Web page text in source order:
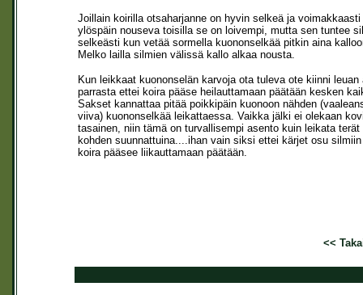
Joillain koirilla otsaharjanne on hyvin selkeä ja voimakkaasti
ylöspäin nouseva toisilla se on loivempi, mutta sen tuntee
selkeästi kun vetää sormella kuononselkää pitkin aina
Melko lailla silmien välissä kallo alkaa nousta.
Kun leikkaat kuononselän karvoja ota tuleva ote kiinni leuan
parrasta ettei koira pääse heilauttamaan päätään kesken
Sakset kannattaa pitää poikkipäin kuonoon nähden
viiva) kuononselkää leikattaessa. Vaikka jälki ei olekaan
tasainen, niin tämä on turvallisempi asento kuin leikata terät
kohden suunnattuina....ihan vain siksi ettei kärjet osu
koira pääsee liikauttamaan päätään.
<<